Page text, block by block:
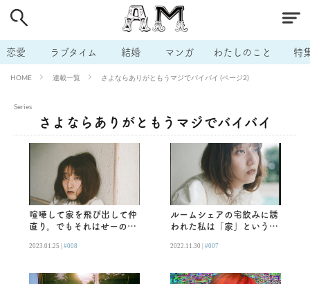
恋愛 ラブタイム 結婚 マンガ わたしのこと 特
HOME 連載一覧 さよならありがともうマジでバイバイ (ページ2)
Series
さよならありがともうマジでバイバイ
喧嘩して家を飛び出して仲
直り。でもそれはせーので
短
2023.01.25 | #008
ルームシェアの宅飲みに誘
われた私は「家」という生
井短
2022.11.30 | #007
# 男の本音 # セフレ
# 不倫 # 出会う方法 # マッチングアプリ
# ラブグッズ # 体の相性
# 恋愛相談 # モテテク # セフレから本命へ
# 結婚したい # セフレがほしい # 夫婦の悩み
# おもしろライフ